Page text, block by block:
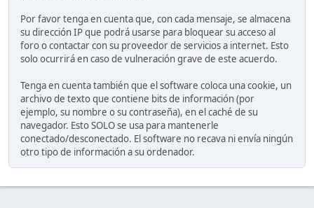
Por favor tenga en cuenta que, con cada mensaje, se almacena
su dirección IP que podrá usarse para bloquear su acceso al
foro o contactar con su proveedor de servicios a internet. Esto
solo ocurrirá en caso de vulneración grave de este acuerdo.
Tenga en cuenta también que el software coloca una cookie, un
archivo de texto que contiene bits de información (por
ejemplo, su nombre o su contraseña), en el caché de su
navegador. Esto SOLO se usa para mantenerle
conectado/desconectado. El software no recava ni envía ningún
otro tipo de información a su ordenador.